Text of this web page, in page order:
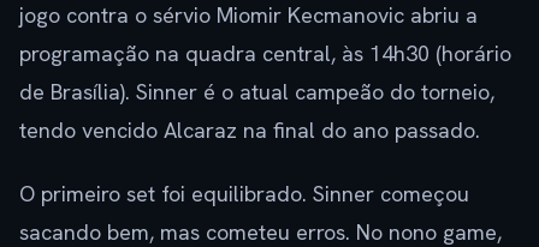
jogo contra o sérvio Miomir Kecmanovic abriu a
programação na quadra central, às 14h30 (horário
de Brasília). Sinner é o atual campeão do torneio,
tendo vencido Alcaraz na final do ano passado.
O primeiro set foi equilibrado. Sinner começou
sacando bem, mas cometeu erros. No nono game,